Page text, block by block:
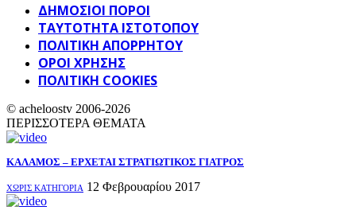
ΔΗΜΟΣΙΟΙ ΠΟΡΟΙ
ΤΑΥΤΌΤΗΤΑ ΙΣΤΌΤΟΠΟΥ
ΠΟΛΙΤΙΚΉ ΑΠΟΡΡΉΤΟΥ
ΌΡΟΙ ΧΡΉΣΗΣ
ΠΟΛΙΤΙΚΗ COOKIES
© acheloostv 2006-2026
ΠΕΡΙΣΣΟΤΕΡΑ ΘΕΜΑΤΑ
ΚΑΛΑΜΟΣ – ΕΡΧΕΤΑΙ ΣΤΡΑΤΙΩΤΙΚΟΣ ΓΙΑΤΡΟΣ
ΧΩΡΊΣ ΚΑΤΗΓΟΡΊΑ 12 Φεβρουαρίου 2017